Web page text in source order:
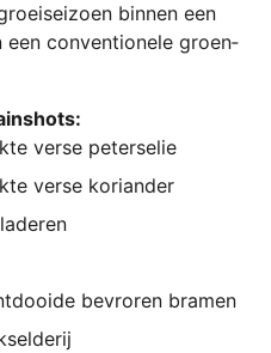
bin­nen een
een con­ven­tio­n­ele groen­
ver­se peterselie
ver­se koriander
bevro­ren bramen